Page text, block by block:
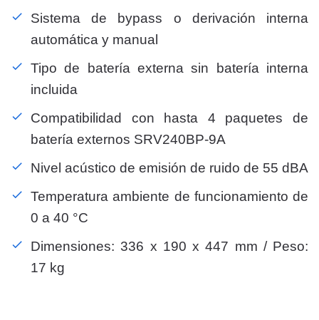
Sistema de bypass o derivación interna
automática y manual
Tipo de batería externa sin batería interna
incluida
Compatibilidad con hasta 4 paquetes de
batería externos SRV240BP-9A
Nivel acústico de emisión de ruido de 55 dBA
Temperatura ambiente de funcionamiento de
0 a 40 °C
Dimensiones: 336 x 190 x 447 mm / Peso:
17 kg